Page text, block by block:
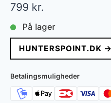
799 kr.
På lager
HUNTERSPOINT.DK →
Betalingsmuligheder